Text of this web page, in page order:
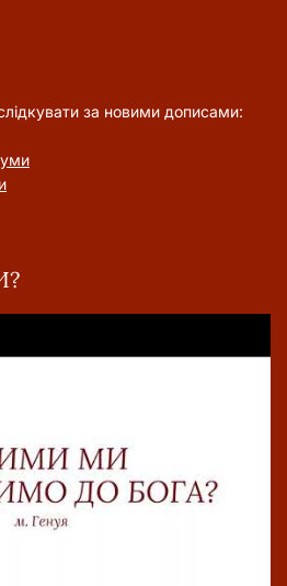
за новими дописами: